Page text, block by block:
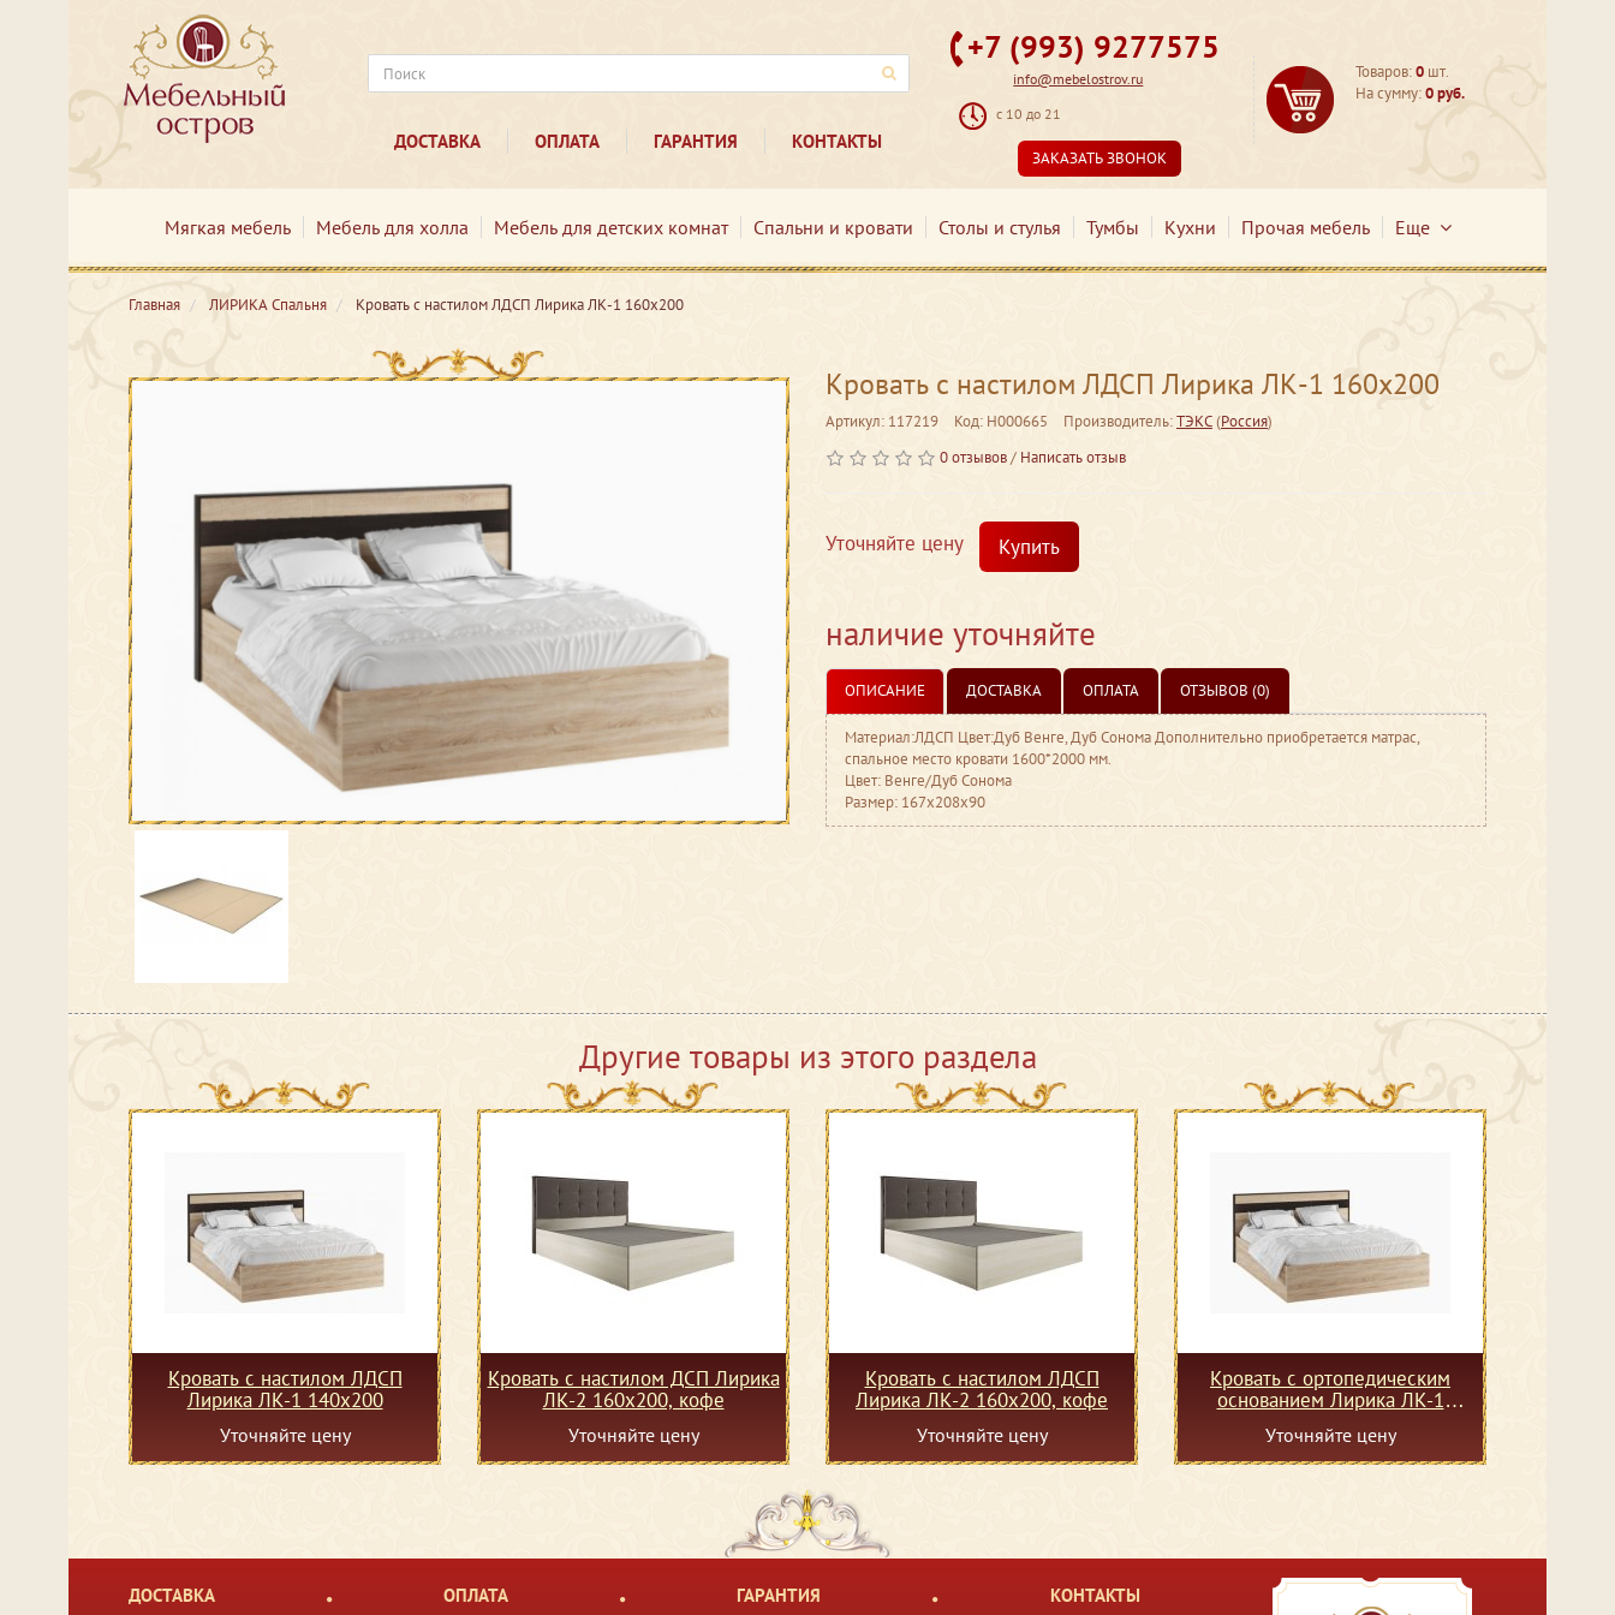
ДОСТАВКА ОПЛАТА ГАРАНТИЯ КОНТАКТЫ
+7 (993) 9277575
info@mebelostrov.ru
с 10 до 21
ЗАКАЗАТЬ ЗВОНОК
Товаров:0 шт.
На сумму:0 руб.
Мягкая мебель Мебель для холла Мебель для детских комнат Спальни и кровати Столы и стулья Тумбы Кухни Прочая мебель Еще
Главная ЛИРИКА Спальня Кровать с настилом ЛДСП Лирика ЛК-1 160х200
Кровать с настилом ЛДСП Лирика ЛК-1 160х200
Артикул: 117219 Код: Н000665 Производитель:ТЭКС(Россия)
0 отзывов/ Написать отзыв
Уточняйте цену Купить
наличие уточняйте
ОПИСАНИЕ ДОСТАВКА ОПЛАТА ОТЗЫВОВ (0)
Материал:ЛДСП Цвет:Дуб Венге, Дуб Сонома Дополнительно приобретается матрас,
спальное место кровати 1600*2000 мм.
Цвет: Венге/Дуб Сонома
Размер: 167x208x90
Другие товары из этого раздела
Кровать с настилом ЛДСП
Лирика ЛК-1 140х200
Уточняйте цену
Кровать с настилом ДСП Лирика
ЛК-2 160х200, кофе
Уточняйте цену
Кровать с настилом ЛДСП
Лирика ЛК-2 160х200, кофе
Уточняйте цену
Кровать с ортопедическим
основанием Лирика ЛК-1
Уточняйте цену
ДОСТАВКА ОПЛАТА ГАРАНТИЯ КОНТАКТЫ